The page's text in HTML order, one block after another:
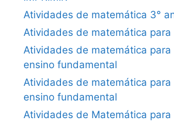
Atividades de matemática 3°
Atividades de matemática para
Atividades de matemática para
ensino fundamental
Atividades de matemática para
ensino fundamental
Atividades de Matemática